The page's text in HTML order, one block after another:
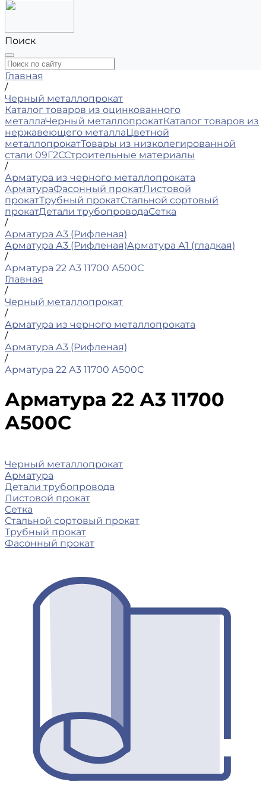
Поиск
Главная
/
Черный металлопрокат
Каталог товаров из оцинкованного
металлаЧерный металлопрокатКаталог товаров из
нержавеющего металлаЦветной
металлопрокатТовары из низколегированной
стали 09Г2ССтроительные материалы
/
Арматура из черного металлопроката
АрматураФасонный прокатЛистовой
прокатТрубный прокатСтальной сортовый
прокатДетали трубопроводаСетка
/
Арматура А3 (Рифленая)
Арматура А3 (Рифленая)Арматура А1 (гладкая)
/
Арматура 22 А3 11700 А500С
Главная
/
Черный металлопрокат
/
Арматура из черного металлопроката
/
Арматура А3 (Рифленая)
/
Арматура 22 А3 11700 А500С
Арматура 22 А3 11700
А500С
Черный металлопрокат
Арматура
Детали трубопровода
Листовой прокат
Сетка
Стальной сортовый прокат
Трубный прокат
Фасонный прокат